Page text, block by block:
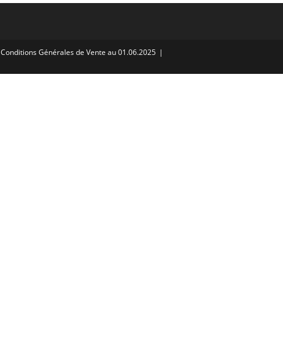
Conditions Générales de Vente au 01.06.2025